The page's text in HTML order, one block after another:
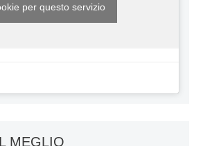
per questo servizio
MEGLIO